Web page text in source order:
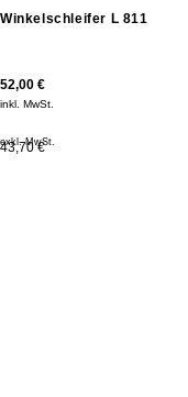
Winkelschleifer L 811
52,00 €
inkl. MwSt.
43,70 €
exkl. MwSt.